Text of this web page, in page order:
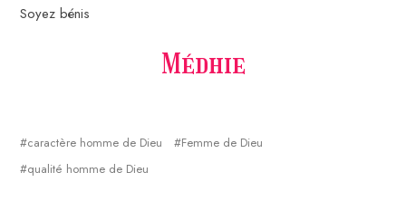
Soyez bénis
Médhie
caractère homme de Dieu
Femme de Dieu
qualité homme de Dieu